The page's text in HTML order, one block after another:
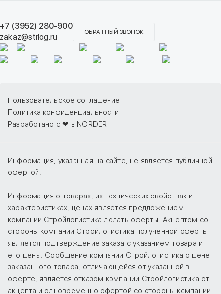
+7 (3952) 280-900
zakaz@strlog.ru
ОБРАТНЫЙ ЗВОНОК
Пользовательское соглашение
Политика конфиденциальности
Разработано с ❤ в NORDER
Информация, указанная на сайте, не является публичной
офертой.
Информация о товарах, их технических свойствах и
характеристиках, ценах является предложением
компании Стройлогистика делать оферты. Акцептом со
стороны компании Стройлогистика полученной оферты
является подтверждение заказа с указанием товара и
его цены. Сообщение компании Стройлогистика о цене
заказанного товара, отличающейся от указанной в
оферте, является отказом компании Стройлогистика от
акцепта и одновременно офертой со стороны компании